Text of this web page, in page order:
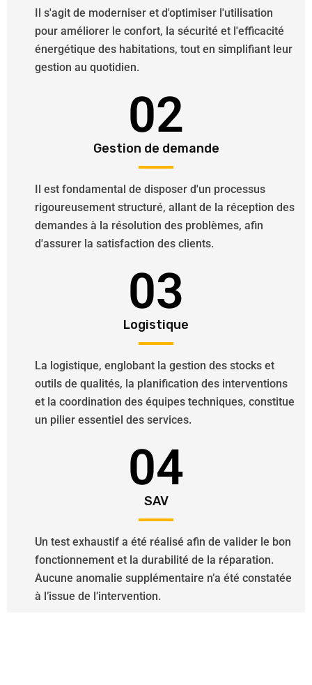
Il s'agit de moderniser et d'optimiser l'utilisation
pour améliorer le confort, la sécurité et l'efficacité
énergétique des habitations, tout en simplifiant leur
gestion au quotidien.
02
Gestion de demande
Il est fondamental de disposer d'un processus
rigoureusement structuré, allant de la réception des
demandes à la résolution des problèmes, afin
d'assurer la satisfaction des clients.
03
Logistique
La logistique, englobant la gestion des stocks et
outils de qualités, la planification des interventions
et la coordination des équipes techniques, constitue
un pilier essentiel des services.
04
SAV
Un test exhaustif a été réalisé afin de valider le bon
fonctionnement et la durabilité de la réparation.
Aucune anomalie supplémentaire n’a été constatée
à l’issue de l’intervention.